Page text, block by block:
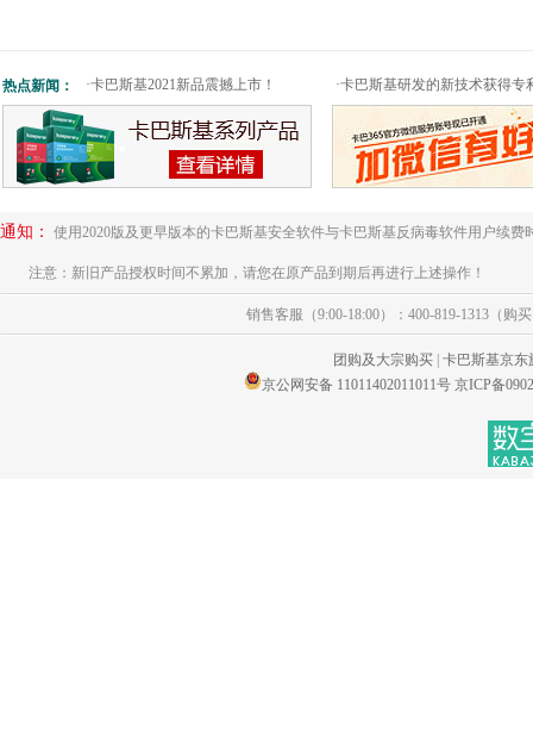
热点新闻： ·卡巴斯基2021新品震撼上市！ ·卡巴斯基研发的新技术获得专
通知： 使用2020版及更早版本的卡巴斯基安全软件与卡巴斯基反病毒软件用户续
注意：新旧产品授权时间不累加，请您在原产品到期后再进行上述操作！
销售客服（9:00-18:00）：400-819-1313（购
团购及大宗购买 卡巴斯基京东
京公网安备 11011402011011号 京ICP备